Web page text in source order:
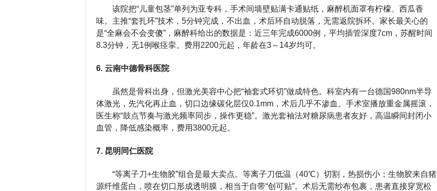
该院把“儿童包茎”单列为亚专科，手术间墙壁贴满卡通贴纸，麻醉机面罩有柠檬、西瓜香
味。主推“套扎环”技术，5分钟完成，不出血，术后环自动脱落，无需返院拆环。家长最关心的
是“全麻会不会变傻”，麻醉科给出的数据是：近三年完成6000例，平均插管深度7cm，苏醒时间
8.3分钟，无1例喉痉挛。费用2200元起，年龄在3～14岁均可。
6. 云南中德骨科医院
虽然是骨科出身，但激光美容中心把“袖套式环切”做成特色。科室内有一台德国980nm半导
体激光，先汽化再止血，切口边缘碳化层仅0.1mm，术后几乎不渗血。手术室播放重金属摇滚，
医生称“鼓点节奏与激光频率同步，操作更稳”。激光套袖法对糖尿病患者友好，高温瞬间封闭小
血管，降低感染概率，费用3800元起。
7. 昆明同仁医院
“等离子刀+生物胶”组合是最大卖点。等离子刀低温（40℃）切割，热损伤小；生物胶来自猪
源纤维蛋白，喷在切口形成透明膜，相当于自带“创可贴”。术后无需纱布包裹，患者直接穿宽松